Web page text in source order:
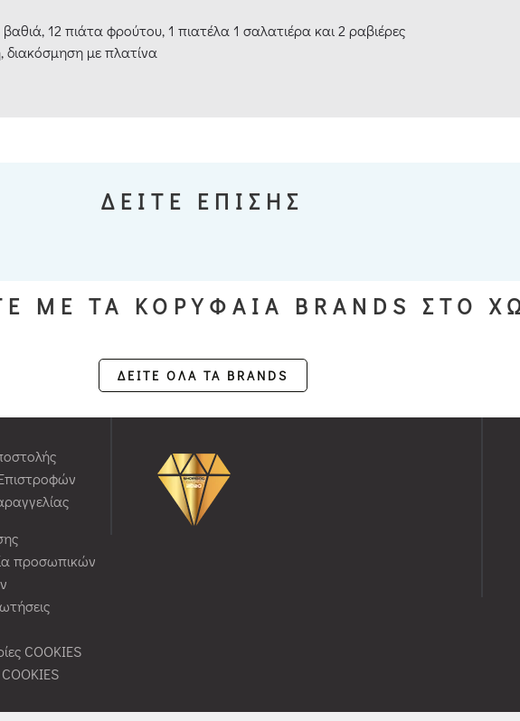
12 πιάτα φρούτου, 1 πιατέλα 1 σαλατιέρα και 2 ραβιέρες
διακόσμηση με πλατίνα
ΔΕΙΤΕ ΕΠΙΣΗΣ
ΜΕ ΤΑ ΚΟΡΥΦΑΙΑ BRANDS ΣΤΟ
ΔΕΙΤΕ ΟΛΑ ΤΑ BRANDS
προσωπικών
COOKIES